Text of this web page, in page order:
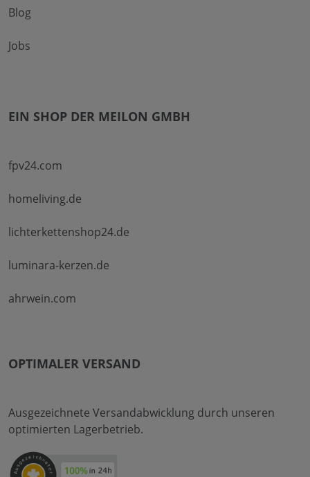
Blog
Jobs
EIN SHOP DER MEILON GMBH
fpv24.com
homeliving.de
lichterkettenshop24.de
luminara-kerzen.de
ahrwein.com
OPTIMALER VERSAND
Ausgezeichnete Versandabwicklung durch unseren
optimierten Lagerbetrieb.